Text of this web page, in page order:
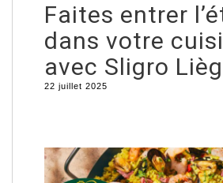
Faites entrer
dans votre
avec Sligro
22 juillet 2025